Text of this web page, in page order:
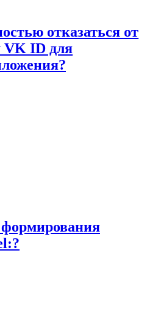
отказаться от
VK ID для